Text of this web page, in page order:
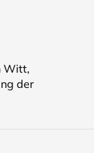
Witt,
der